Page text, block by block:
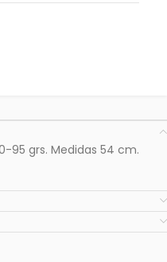
95 grs. Medidas 54 cm.